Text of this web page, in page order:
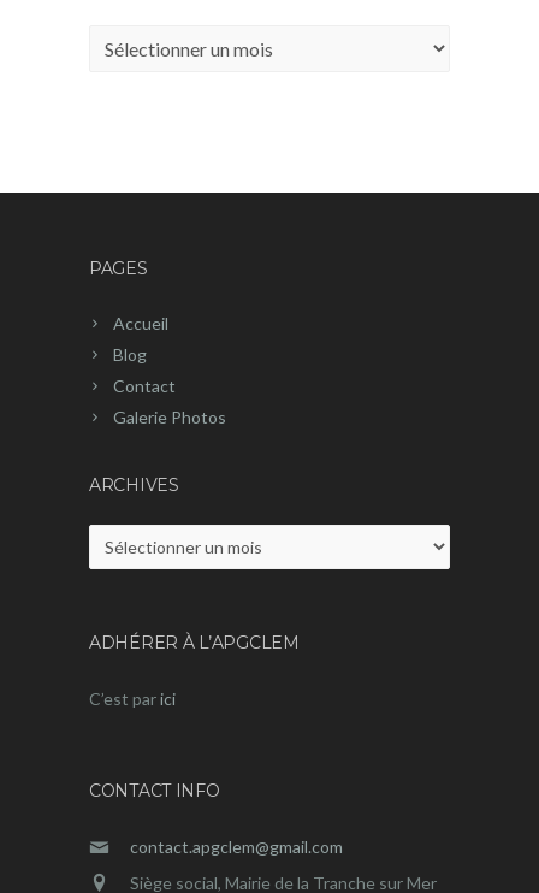
Archives
PAGES
Accueil
Blog
Contact
Galerie Photos
ARCHIVES
Archives
ADHÉRER À L’APGCLEM
C’est parici
CONTACT INFO
contact.apgclem@gmail.com
Siège social, Mairie de la Tranche sur Mer